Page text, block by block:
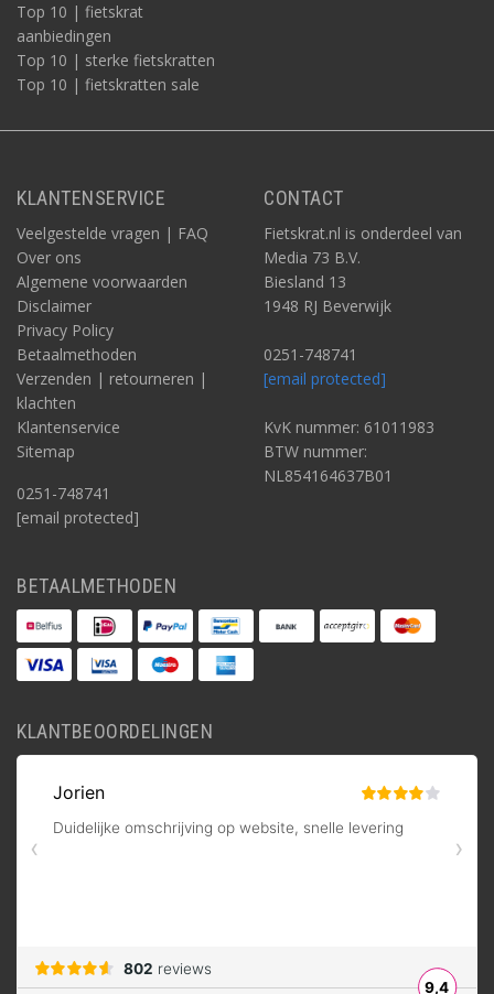
Top 10 | fietskrat
aanbiedingen
Top 10 | sterke fietskratten
Top 10 | fietskratten sale
KLANTENSERVICE
Veelgestelde vragen | FAQ
Over ons
Algemene voorwaarden
Disclaimer
Privacy Policy
Betaalmethoden
Verzenden | retourneren |
klachten
Klantenservice
Sitemap
0251-748741
[email protected]
CONTACT
Fietskrat.nl is onderdeel van
Media 73 B.V.
Biesland 13
1948 RJ Beverwijk
0251-748741
[email protected]
KvK nummer: 61011983
BTW nummer:
NL854164637B01
BETAALMETHODEN
KLANTBEOORDELINGEN